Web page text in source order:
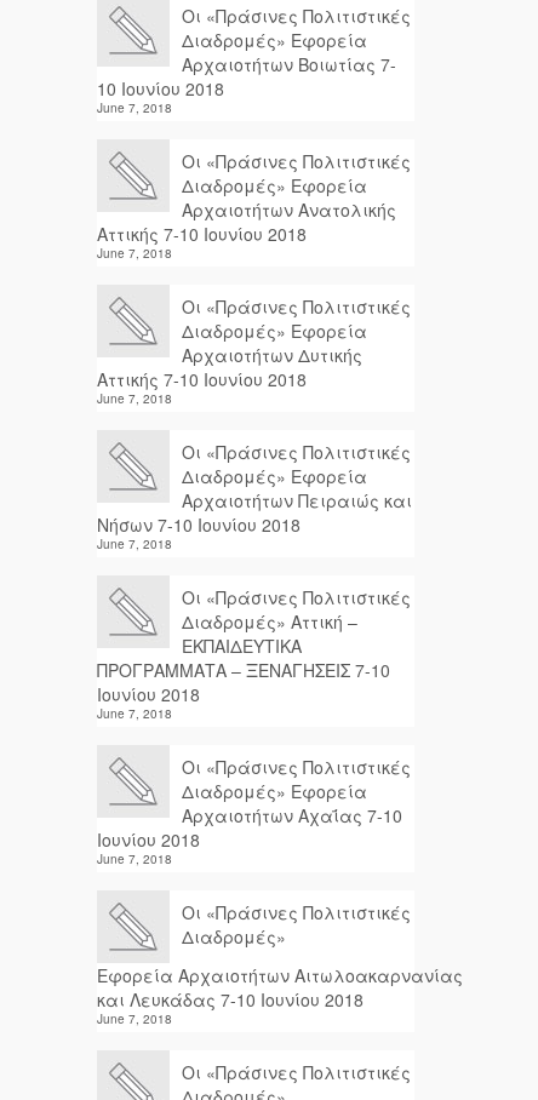
Οι «Πράσινες Πολιτιστικές
Διαδρομές» Εφορεία
Αρχαιοτήτων Βοιωτίας 7-
10 Ιουνίου 2018
June 7, 2018
Οι «Πράσινες Πολιτιστικές
Διαδρομές» Εφορεία
Αρχαιοτήτων Ανατολικής
Αττικής 7-10 Ιουνίου 2018
June 7, 2018
Οι «Πράσινες Πολιτιστικές
Διαδρομές» Εφορεία
Αρχαιοτήτων Δυτικής
Αττικής 7-10 Ιουνίου 2018
June 7, 2018
Οι «Πράσινες Πολιτιστικές
Διαδρομές» Εφορεία
Αρχαιοτήτων Πειραιώς και
Νήσων 7-10 Ιουνίου 2018
June 7, 2018
Οι «Πράσινες Πολιτιστικές
Διαδρομές» Αττική –
ΕΚΠΑΙΔΕΥΤΙΚΑ
ΠΡΟΓΡΑΜΜΑΤΑ – ΞΕΝΑΓΗΣΕΙΣ 7-10
Ιουνίου 2018
June 7, 2018
Οι «Πράσινες Πολιτιστικές
Διαδρομές» Εφορεία
Αρχαιοτήτων Αχαΐας 7-10
Ιουνίου 2018
June 7, 2018
Οι «Πράσινες Πολιτιστικές
Διαδρομές»
Εφορεία Αρχαιοτήτων Αιτωλοακαρνανίας
και Λευκάδας 7-10 Ιουνίου 2018
June 7, 2018
Οι «Πράσινες Πολιτιστικές